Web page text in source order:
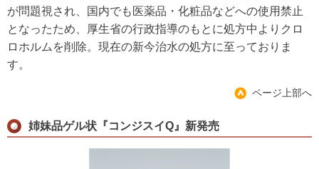
が問題視され、国内でも医薬品・化粧品などへの使用禁止
となったため、厚生省の行政指導のもとに処方中よりクロ
ロホルムを削除。現在の新今治水の処方に至っておりま
す。
ページ上部へ
姉妹品ゲル状『コンジスイQ』新発売